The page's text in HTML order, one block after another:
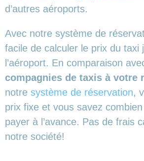
d’autres aéroports.
Avec notre système de
facile de calculer le prix du taxi
l’aéroport. En comparaison
compagnies de taxis à votre
notre système de réservation,
prix fixe et vous savez
payer à l’avance. Pas de frais
notre société!